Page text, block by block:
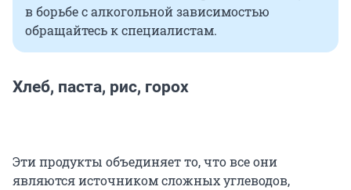
в борьбе с алкогольной зависимостью
обращайтесь к специалистам.
Хлеб, паста, рис, горох
Эти продукты объединяет то, что все они
являются источником сложных углеводов,